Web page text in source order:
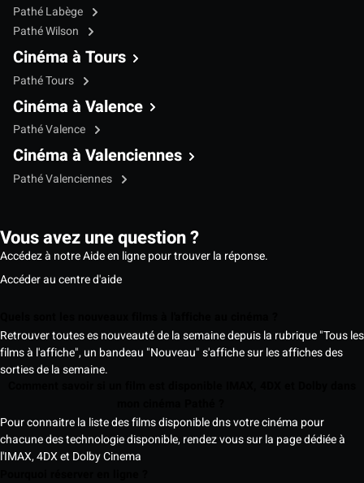
Pathé Labège
Pathé Wilson
Cinéma à Tours
Pathé Tours
Cinéma à Valence
Pathé Valence
Cinéma à Valenciennes
Pathé Valenciennes
Vous avez une question ?
Accédez à notre Aide en ligne pour trouver la réponse.
Accéder au centre d'aide
Retrouver toutes es nouveauté de la semaine depuis la rubrique "Tous les
films à l'affiche", un bandeau "Nouveau" s'affiche sur les affiches des
sorties de la semaine.
Pour connaitre la liste des films disponible dns votre cinéma pour
chacune des technologie disponible, rendez vous sur la page dédiée à
l'IMAX, 4DX et Dolby Cinema